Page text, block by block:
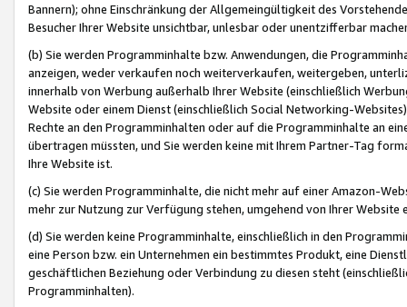
Bannern); ohne Einschränkung der Allgemeingültigkeit des
Besucher Ihrer Website unsichtbar, unlesbar oder unentzifferbar
(b) Sie werden Programminhalte bzw. Anwendungen, die
anzeigen, weder verkaufen noch weiterverkaufen, weitergeben,
innerhalb von Werbung außerhalb Ihrer Website (einschließlich
Website oder einem Dienst (einschließlich Social Networking-
Rechte an den Programminhalten oder auf die Programminhalte an
übertragen müssten, und Sie werden keine mit Ihrem Partner-Tag
Ihre Website ist.
(c) Sie werden Programminhalte, die nicht mehr auf einer Amazon-
mehr zur Nutzung zur Verfügung stehen, umgehend von Ihrer
(d) Sie werden keine Programminhalte, einschließlich in den
eine Person bzw. ein Unternehmen ein bestimmtes Produkt, eine
geschäftlichen Beziehung oder Verbindung zu diesen steht
Programminhalten).